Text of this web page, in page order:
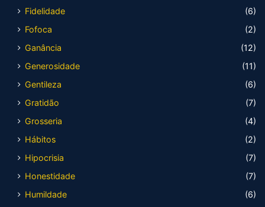
Fidelidade
(6)
Fofoca
(2)
Ganância
(12)
Generosidade
(11)
Gentileza
(6)
Gratidão
(7)
Grosseria
(4)
Hábitos
(2)
Hipocrisia
(7)
Honestidade
(7)
Humildade
(6)